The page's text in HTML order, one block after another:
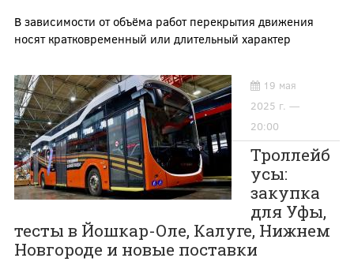
В зависимости от объёма работ перекрытия движения
носят кратковременный или длительный характер
19 мая
2025 г. —
20:00
Троллейб
усы:
закупка
для Уфы,
тесты в Йошкар-Оле, Калуге, Нижнем
Новгороде и новые поставки